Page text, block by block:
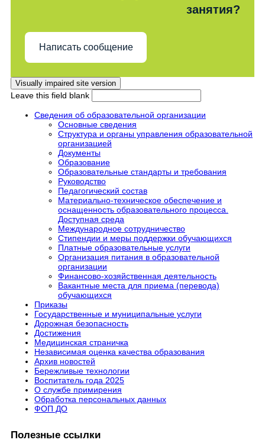
занятия?
Написать сообщение
Leave this field blank
Сведения об образовательной организации
Основные сведения
Структура и органы управления образовательной
организацией
Документы
Образование
Образовательные стандарты и требования
Руководство
Педагогический состав
Материально-техническое обеспечение и
оснащенность образовательного процесса.
Доступная среда
Международное сотрудничество
Стипендии и меры поддержки обучающихся
Платные образовательные услуги
Организация питания в образовательной
организации
Финансово-хозяйственная деятельность
Вакантные места для приема (перевода)
обучающихся
Приказы
Государственные и муниципальные услуги
Дорожная безопасность
Достижения
Медицинская страничка
Независимая оценка качества образования
Архив новостей
Бережливые технологии
Воспитатель года 2025
О службе примирения
Обработка персональных данных
ФОП ДО
Полезные ссылки